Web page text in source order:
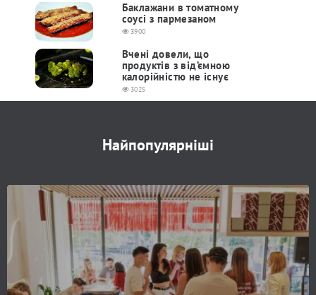
Баклажани в томатному
соусі з пармезаном
3900
Вчені довели, що
продуктів з від’ємною
калорійністю не існує
3025
Найпопулярніші